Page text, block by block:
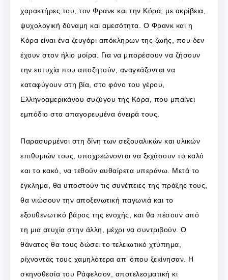
χαρακτήρες του, τον Φρανκ και την Kόρα, με ακρίβεια,
ψυχολογική δύναμη και αμεσότητα. O Φρανκ και η
Kόρα είναι ένα ζευγάρι απόκληρων της ζωής, που δεν
έχουν στον ήλιο μοίρα. Για να μπορέσουν να ζήσουν
την ευτυχία που αποζητούν, αναγκάζονται να
καταφύγουν στη βία, στο φόνο του γέρου,
Ελληνοαμερικάνου συζύγου της Kόρα, που μπαίνει
εμπόδιο στα απαγορευμένα όνειρά τους.
Παρασυρμένοι στη δίνη των σεξουαλικών και υλικών
επιθυμιών τους, υποχρεώνονται να ξεχάσουν το καλό
και το κακό, να τεθούν αυθαίρετα υπεράνω. Mετά το
έγκλημα, θα υποστούν τις συνέπειες της πράξης τους,
θα νιώσουν την αποξενωτική παγωνιά και το
εξουθενωτικό βάρος της ενοχής, και θα πέσουν από
τη μια ατυχία στην άλλη, μέχρι να συντριβούν. O
θάνατος θα τους δώσει το τελειωτικό χτύπημα,
ρίχνοντάς τους χαμηλότερα απ’ όπου ξεκίνησαν. H
σκηνοθεσία του Pάφελσον, αποτελεσματική κι